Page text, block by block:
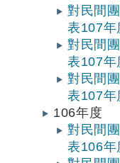
對民間
表107年
對民間
表107年
對民間
表107年
106年度
對民間
表106年